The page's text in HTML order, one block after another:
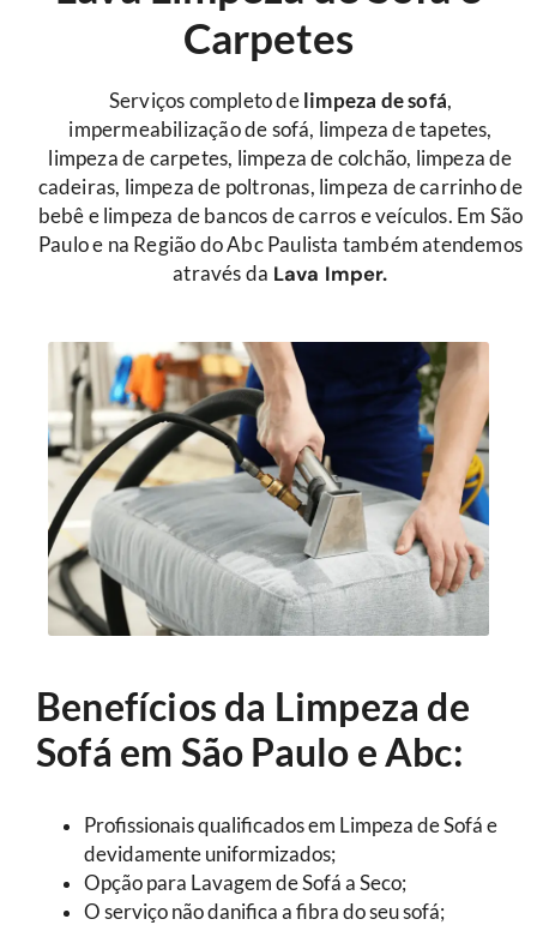
Carpetes
Serviços completo de limpeza de sofá,
impermeabilização de sofá, limpeza de tapetes,
limpeza de carpetes, limpeza de colchão, limpeza de
cadeiras, limpeza de poltronas, limpeza de carrinho de
bebê e limpeza de bancos de carros e veículos. Em São
Paulo e na Região do Abc Paulista também atendemos
através da Lava Imper.
Benefícios da Limpeza de
Sofá em São Paulo e Abc:
Profissionais qualificados em Limpeza de Sofá e
devidamente uniformizados;
Opção para Lavagem de Sofá a Seco;
O serviço não danifica a fibra do seu sofá;